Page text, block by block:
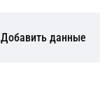
Добавить данные